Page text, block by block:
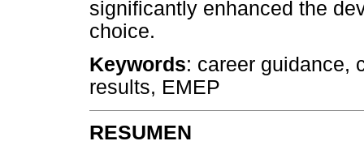
significantly enhanced the
choice.
Keywords: career guidance,
results, EMEP
RESUMEN